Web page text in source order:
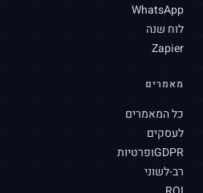
WhatsApp
לוח שנה
Zapier
מאמרים
כל המאמרים
לעסקים
GDPRופרטיות
רב-לשוני
SLAtech Bot